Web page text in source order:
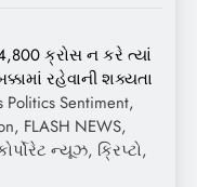
ક્રોસ ન કરે ત્યાં
રહેવાની શક્યતા
Politics Sentiment,
FLASH NEWS,
ન્યૂઝ, ક્રિપ્ટો,